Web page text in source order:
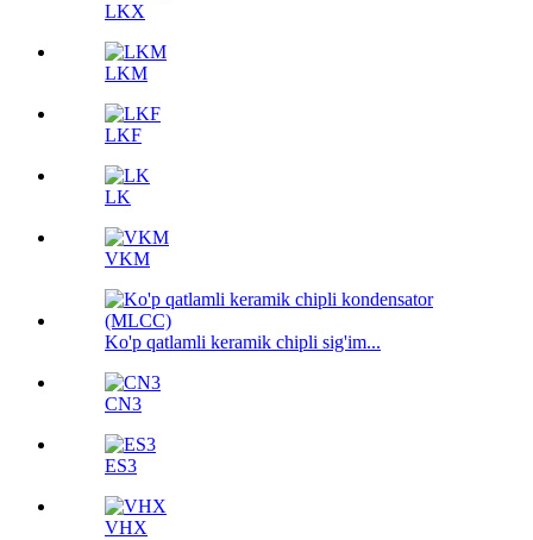
LKX
LKM
LKF
LK
VKM
Ko'p qatlamli keramik chipli sig'im...
CN3
ES3
VHX